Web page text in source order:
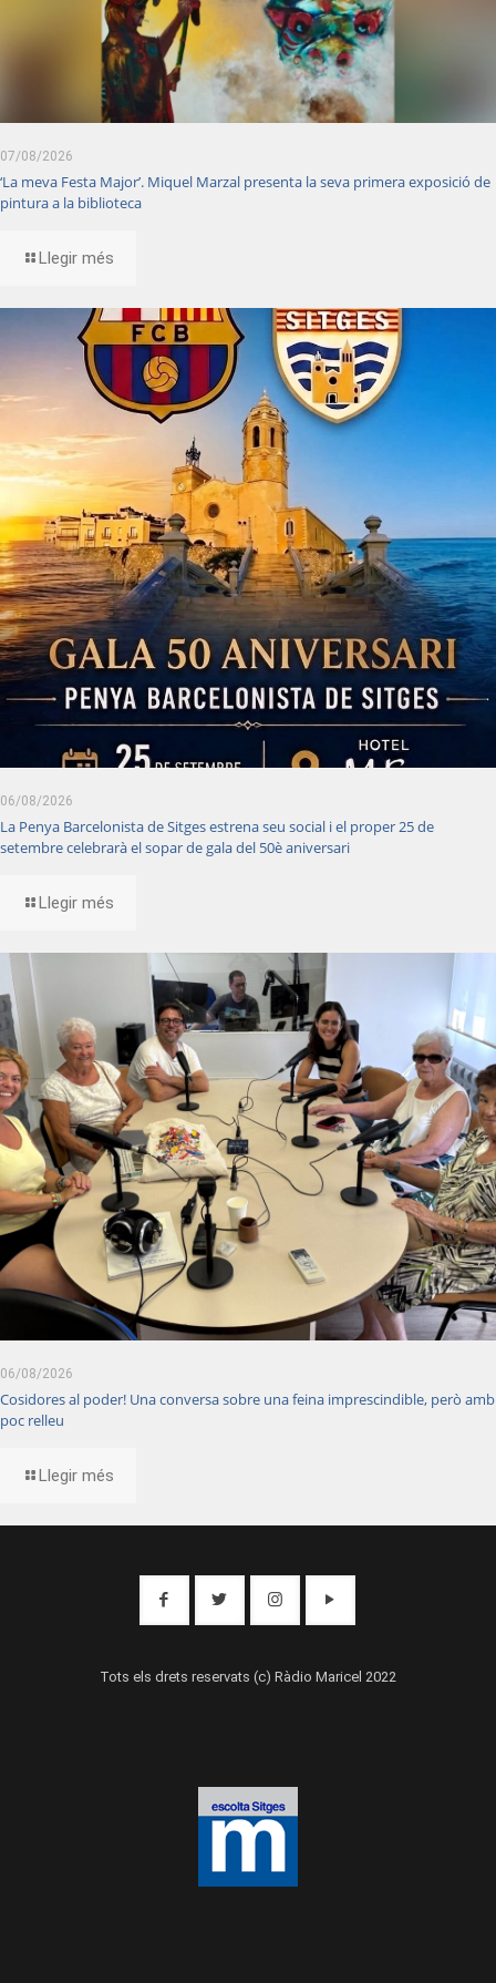
07/08/2026
‘La meva Festa Major’. Miquel Marzal presenta la seva primera exposició de
pintura a la biblioteca
Llegir més
06/08/2026
La Penya Barcelonista de Sitges estrena seu social i el proper 25 de
setembre celebrarà el sopar de gala del 50è aniversari
Llegir més
06/08/2026
Cosidores al poder! Una conversa sobre una feina imprescindible, però amb
poc relleu
Llegir més
Tots els drets reservats (c) Ràdio Maricel 2022